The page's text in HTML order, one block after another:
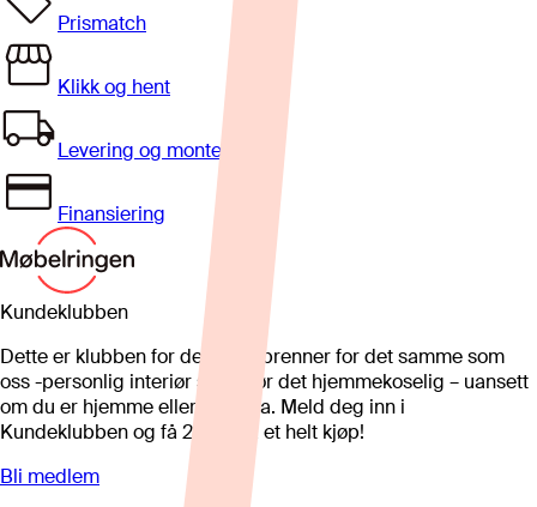
Prismatch
Klikk og hent
Levering og montering
Finansiering
Kundeklubben
Dette er klubben for deg som brenner for det samme som
oss -personlig interiør som gjør det hjemmekoselig – uansett
om du er hjemme eller på hytta. Meld deg inn i
Kundeklubben og få 25%* på et helt kjøp!
Bli medlem